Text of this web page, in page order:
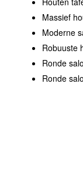
Massief
Moderne
Robuuste
Ronde
Ronde